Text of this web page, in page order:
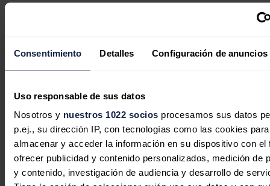
Consentimiento Detalles Configuración de anuncios
Uso responsable de sus datos
Nosotros y nuestros 1022 socios procesamos sus datos
p.ej., su dirección IP, con tecnologías como las cookies para
almacenar y acceder la información en su dispositivo con el
ofrecer publicidad y contenido personalizados, medición de
y contenido, investigación de audiencia y desarrollo de
Noticias relacionadas